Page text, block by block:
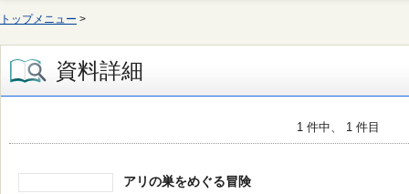
トップメニュー >
資料詳細
1 件中、 1 件目
アリの巣をめぐる冒険